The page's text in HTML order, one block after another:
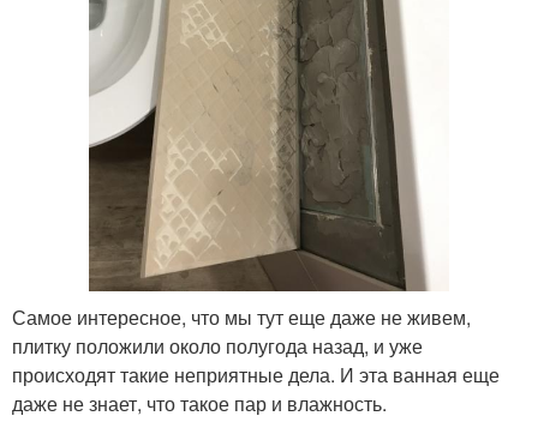
Самое интересное, что мы тут еще даже не живем,
плитку положили около полугода назад, и уже
происходят такие неприятные дела. И эта ванная еще
даже не знает, что такое пар и влажность.